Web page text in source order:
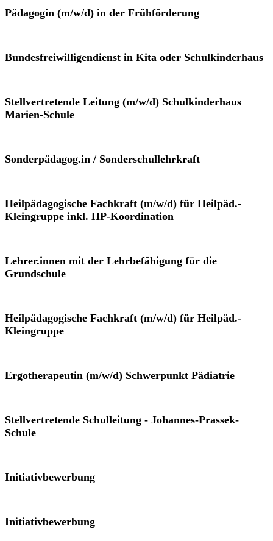
Pädagogin (m/w/d) in der Frühförderung
Bundesfreiwilligendienst in Kita oder Schulkinderhaus
Stellvertretende Leitung (m/w/d) Schulkinderhaus
Marien-Schule
Sonderpädagog.in / Sonderschullehrkraft
Heilpädagogische Fachkraft (m/w/d) für Heilpäd.-
Kleingruppe inkl. HP-Koordination
Lehrer.innen mit der Lehrbefähigung für die
Grundschule
Heilpädagogische Fachkraft (m/w/d) für Heilpäd.-
Kleingruppe
Ergotherapeutin (m/w/d) Schwerpunkt Pädiatrie
Stellvertretende Schulleitung - Johannes-Prassek-
Schule
Initiativbewerbung
Initiativbewerbung